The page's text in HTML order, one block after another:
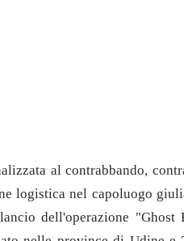
al contrabbando,
logistica nel capoluogo
dell'operazione "Ghost